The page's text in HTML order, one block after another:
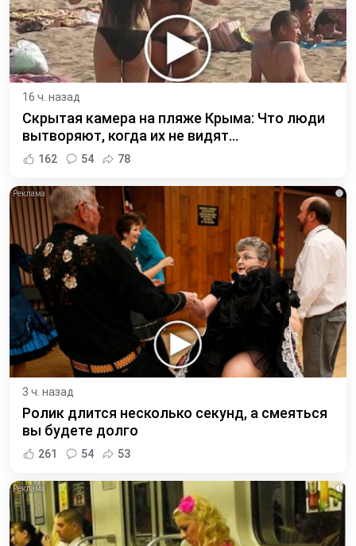
16 ч. назад
Скрытая камера на пляже Крыма: Что люди
вытворяют, когда их не видят...
162 54 78
i
3 ч. назад
Ролик длится несколько секунд, а смеяться
вы будете долго
261 54 53
i